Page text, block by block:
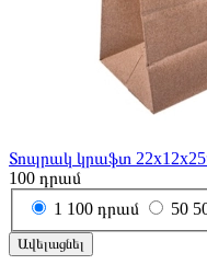
Տոպրակ կրաֆտ
100 դրամ
1 100 դրամ 50
Ավելացնել